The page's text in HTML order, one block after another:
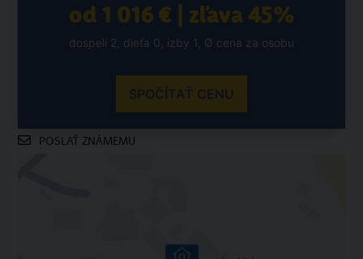
od 1 016 € | zľava 45%
dospelí 2, dieťa 0, izby 1, Ø cena za osobu
SPOČÍTAŤ CENU
POSLAŤ ZNÁMEMU